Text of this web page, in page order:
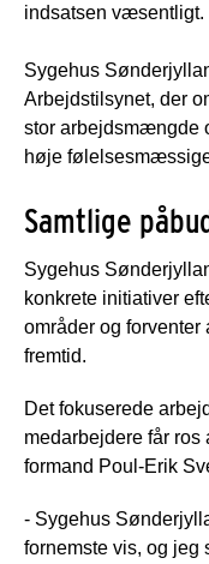
indsatsen væsentligt.
Sygehus
Arbejdstilsynet, der
stor arbejdsmængde
høje
Samtlige
Sygehus
konkrete initiativer
områder og
fremtid.
Det fokuserede
medarbejdere får
formand Poul-Erik
- Sygehus
fornemste vis, og jeg